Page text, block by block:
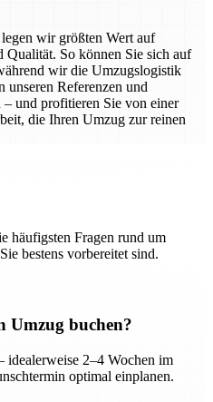
wir größten Wert auf
Qualität. So können Sie sich auf
wir die Umzugslogistik
unseren Referenzen und
und profitieren Sie von einer
die Ihren Umzug zur reinen
häufigsten Fragen rund um
bestens vorbereitet sind.
Umzug buchen?
idealerweise 2–4 Wochen im
optimal einplanen.